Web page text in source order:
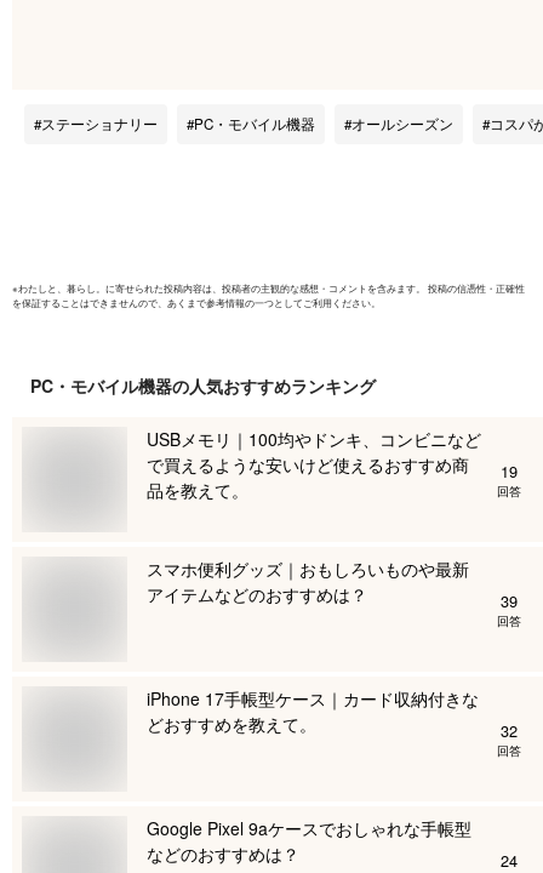
PC 10.1インチ クリ
ブレッ
ステーショナリー PC・モバイル機器 オールシーズン コスパ
※わたしと、暮らし。 に寄せられた投稿内容は、投稿者の主観的な感想・コメントを含みます。 投稿の信憑性・正確性
を保証することはできませんので、あくまで参考情報の一つとしてご利用ください。
PC・モバイル機器の人気おすすめランキング
USBメモリ｜100均やドンキ、コンビニなど
で買えるような安いけど使えるおすすめ商
品を教えて。
19
回答
スマホ便利グッズ｜おもしろいものや最新
アイテムなどのおすすめは？
39
回答
iPhone 17手帳型ケース｜カード収納付きな
どおすすめを教えて。
32
回答
Google Pixel 9aケースでおしゃれな手帳型
などのおすすめは？
24